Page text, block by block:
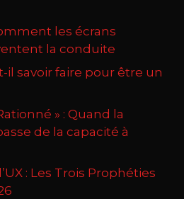
les écrans
la conduite
il savoir faire pour être un
» : Quand la
de la capacité à
: Les Trois Prophéties